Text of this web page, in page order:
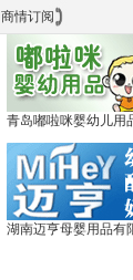
商情订阅
青岛嘟啦咪婴幼儿用
湖南迈亨母婴用品有